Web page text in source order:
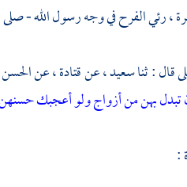
، رئي الفرح في وجه رسول الله -
قال : ثناسعيد ،عنقتادة ،عن
تبدل بهن من أزواج ولو أعجبك
: